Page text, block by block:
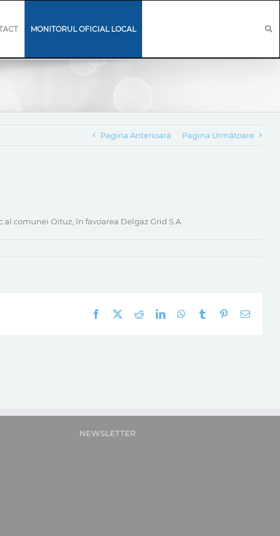
MONITORUL OFICIAL LOCAL
Pagina Anterioară Pagina Următoare
comunei Oituz, în favoarea Delgaz Grid S.A.
Facebook RedditLinkedInWhatsApp
Tumblr Pinterest
E-
NEWSLETTER